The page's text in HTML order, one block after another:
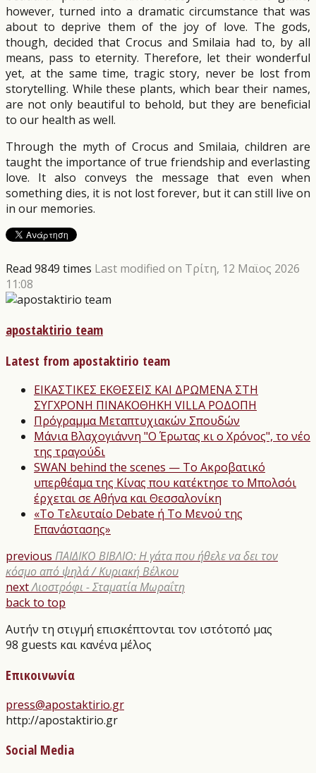
however, turned into a dramatic circumstance that was
about to deprive them of the joy of love. The gods,
though, decided that Crocus and Smilaia had to, by all
means, pass to eternity. Therefore, let their wonderful
yet, at the same time, tragic story, never be lost from
storytelling. While these plants, which bear their names,
are not only beautiful to behold, but they are beneficial
to our health as well.
Through the myth of Crocus and Smilaia, children are
taught the importance of true friendship and everlasting
love. It also conveys the message that even when
something dies, it is not lost forever, but it can still live on
in our memories.
Read 9849 times Last modified on Τρίτη, 12 Μαϊος 2026
11:08
apostaktirio team
Latest from apostaktirio team
ΕΙΚΑΣΤΙΚΕΣ ΕΚΘΕΣΕΙΣ ΚΑΙ ΔΡΩΜΕΝΑ ΣΤΗ
ΣΥΓΧΡΟΝΗ ΠΙΝΑΚΟΘΗΚΗ VILLA ΡΟΔΟΠΗ
Πρόγραμμα Μεταπτυχιακών Σπουδών
Μάνια Βλαχογιάννη "Ο Έρωτας κι ο Χρόνος", το νέο
της τραγούδι
SWAN behind the scenes — Το Ακροβατικό
υπερθέαμα της Κίνας που κατέκτησε το Μπολσόι
έρχεται σε Αθήνα και Θεσσαλονίκη
«Το Τελευταίο Debate ή Το Μενού της
Επανάστασης»
previous ΠΑΙΔΙΚΟ ΒΙΒΛΙΟ: Η γάτα που ήθελε να δει τον
κόσμο από ψηλά / Κυριακή Βέλκου
nextΛιοστρόφι - Σταματία Μωραΐτη
back to top
Αυτήν τη στιγμή επισκέπτονται τον ιστότοπό μας
98 guests και κανένα μέλος
Επικοινωνία
press@apostaktirio.gr
http://apostaktirio.gr
Social Media